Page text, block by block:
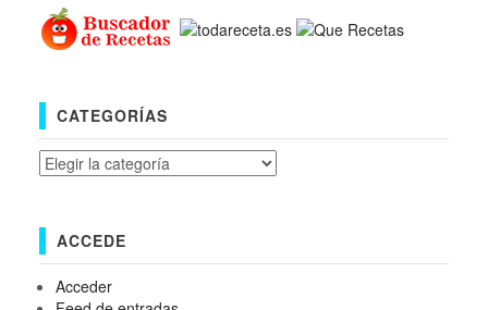
CATEGORÍAS
Categorías
ACCEDE
Acceder